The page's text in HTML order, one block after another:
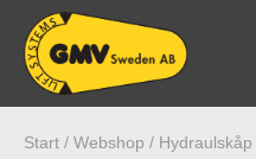
Start / Webshop / Hydraulskåp